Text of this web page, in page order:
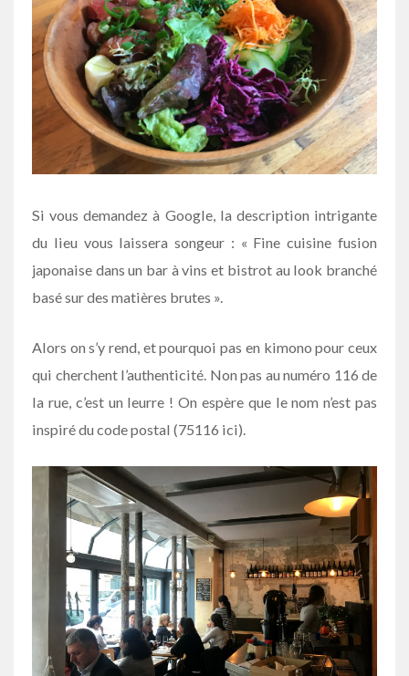
Si vous demandez à Google, la description intrigante
du lieu vous laissera songeur : « Fine cuisine fusion
japonaise dans un bar à vins et bistrot au look branché
basé sur des matières brutes ».
Alors on s’y rend, et pourquoi pas en kimono pour ceux
qui cherchent l’authenticité. Non pas au numéro 116 de
la rue, c’est un leurre ! On espère que le nom n’est pas
inspiré du code postal (75116 ici).